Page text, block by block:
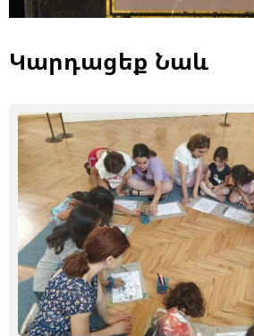
Կարդացեք Նաև